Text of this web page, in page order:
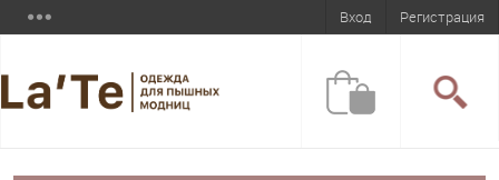
Вход Регистрация